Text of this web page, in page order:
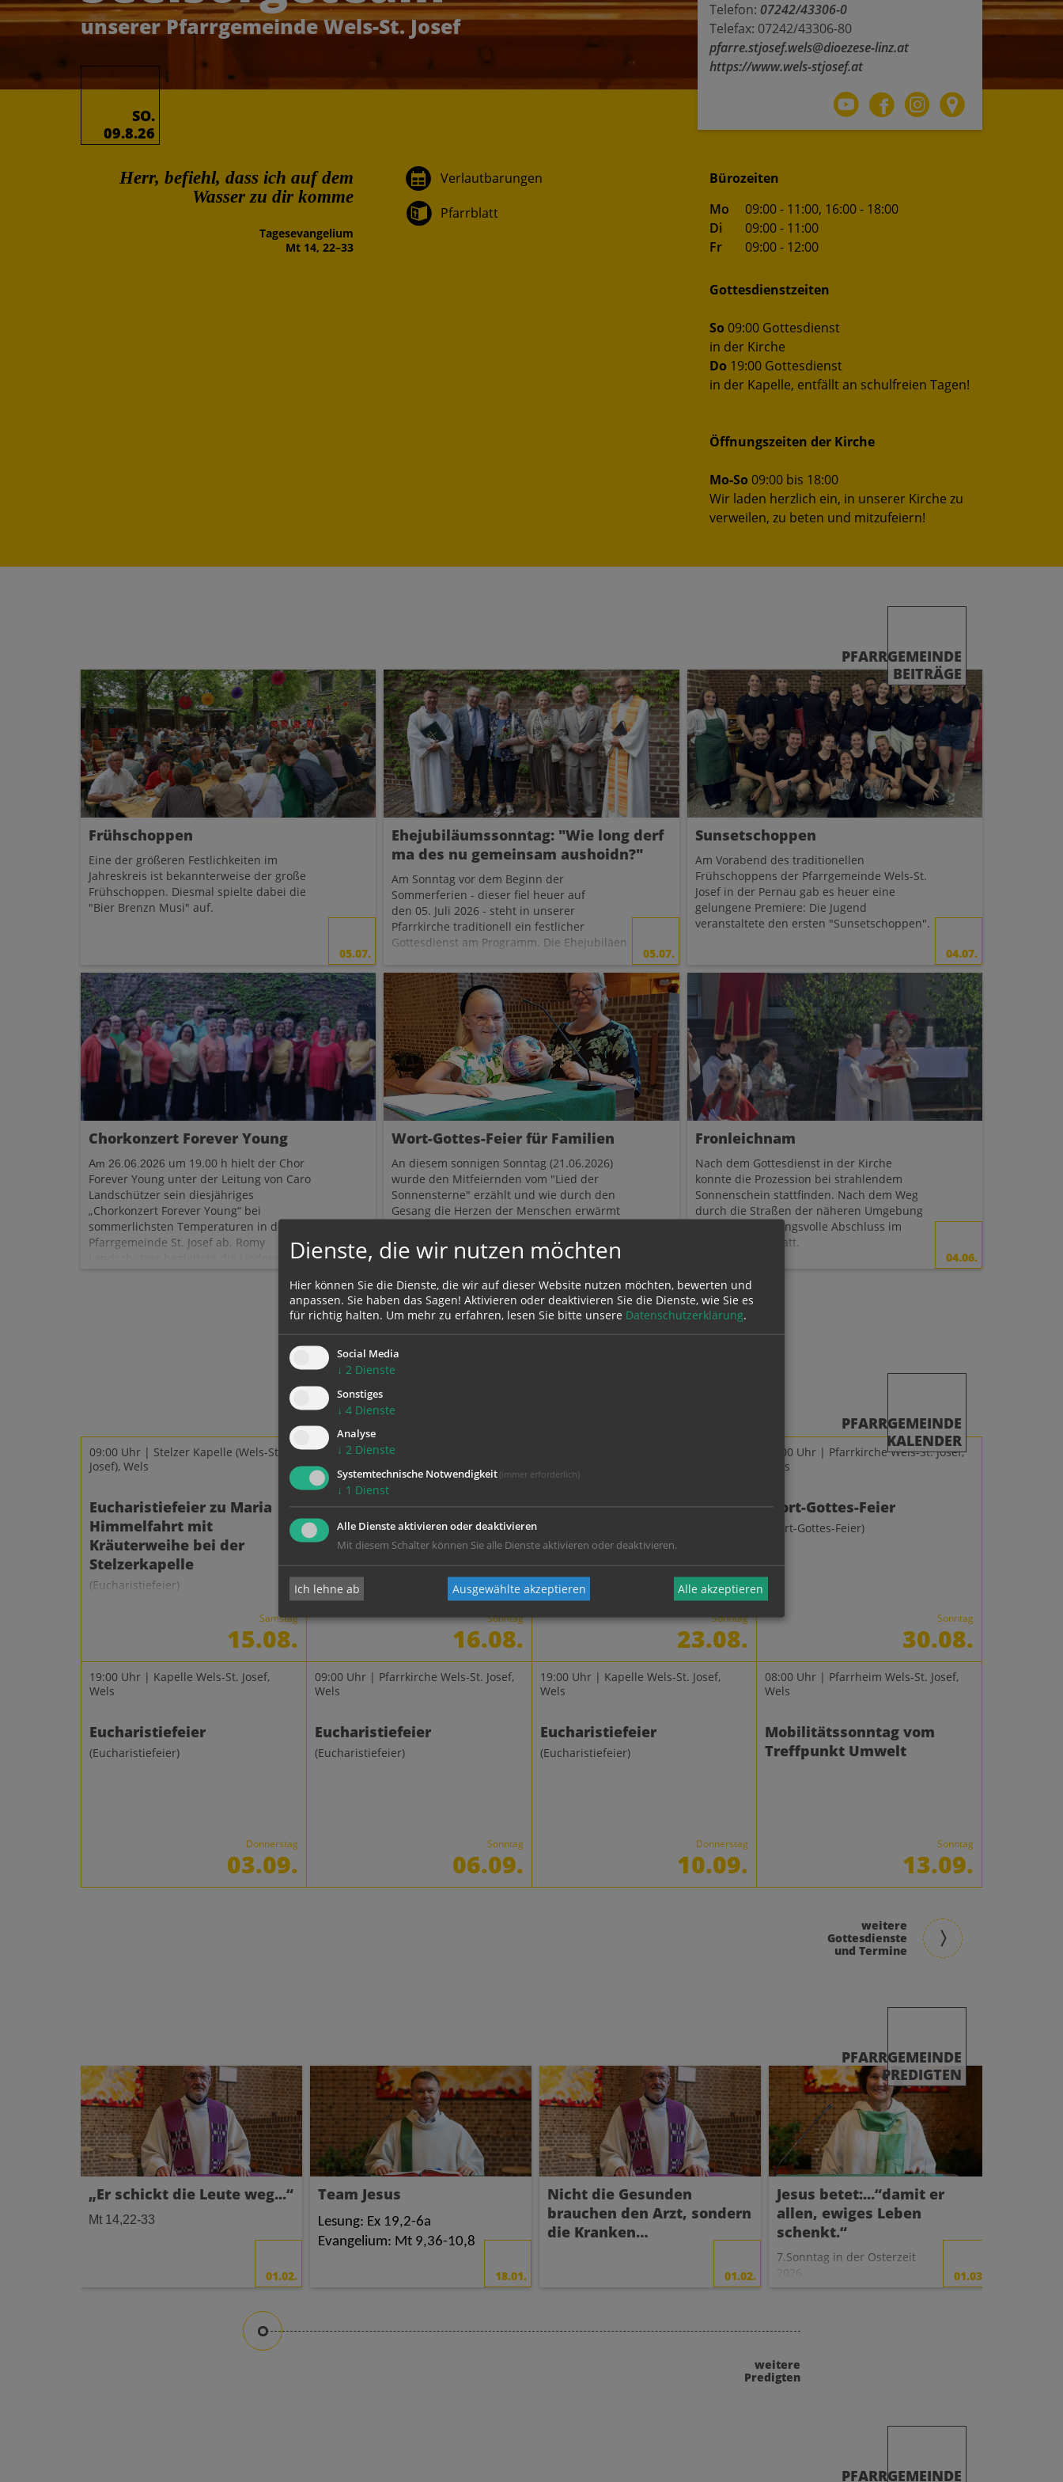
Telefon: 07242/43306-0
Telefax: 07242/43306-80
pfarre.stjosef.wels@dioezese-linz.at
https://www.wels-stjosef.at
unserer Pfarrgemeinde Wels-St. Josef
SO.
09.8.26
Herr, befiehl, dass ich auf dem
Wasser zu dir komme
Tages­evangelium
Mt 14, 22–33
Verlautbarungen
Pfarrblatt
Bürozeiten
Mo
09:00 - 11:00, 16:00 - 18:00
Di
09:00 - 11:00
Fr
09:00 - 12:00
Gottesdienstzeiten
So 09:00 Gottesdienst
in der Kirche
Do 19:00 Gottesdienst
in der Kapelle, entfällt an schulfreien Tagen!
Öffnungszeiten der Kirche
Mo-So 09:00 bis 18:00
Wir laden herzlich ein, in unserer Kirche zu
verweilen, zu beten und mitzufeiern!
PFARRGEMEINDE
BEITRÄGE
Frühschoppen
Eine der größeren Festlichkeiten im
Jahreskreis ist bekannterweise der große
Frühschoppen. Diesmal spielte dabei die
"Bier Brenzn Musi" auf.
05.07.
Ehejubiläumssonntag: "Wie long derf
ma des nu gemeinsam aushoidn?"
Am Sonntag vor dem Beginn der
Sommerferien - dieser fiel heuer auf
den 05. Juli 2026 - steht in unserer
Pfarrkirche traditionell ein festlicher
Gottesdienst am Programm. Die Ehejubiläen
05.07.
Sunsetschoppen
Am Vorabend des traditionellen
Frühschoppens der Pfarrgemeinde Wels-St.
Josef in der Pernau gab es heuer eine
gelungene Premiere: Die Jugend
veranstaltete den ersten "Sunsetschoppen".
04.07.
Chorkonzert Forever Young
Am 26.06.2026 um 19.00 h hielt der Chor
Forever Young unter der Leitung von Caro
Landschützer sein diesjähriges
„Chorkonzert Forever Young“ bei
sommerlichsten Temperaturen in der
Pfarrgemeinde St. Josef ab. Romy
Landschützer begleitete die Liederauswahl
26.06.
Wort-Gottes-Feier für Familien
An diesem sonnigen Sonntag (21.06.2026)
wurde den Mitfeiernden vom "Lied der
Sonnensterne" erzählt und wie durch den
Gesang die Herzen der Menschen erwärmt
Fronleichnam
Nach dem Gottesdienst in der Kirche
konnte die Prozession bei strahlendem
Sonnenschein stattfinden. Nach dem Weg
durch die Straßen der näheren Umgebung
fand der stimmungsvolle Abschluss im
Pfarrinnenhof statt.
04.06.
WEITERE BEITRÄGE
PFARRGEMEINDE
KALENDER
09:00 Uhr | Stelzer Kapelle (Wels-St.
Josef), Wels
Eucharistiefeier zu Maria
Himmelfahrt mit
Kräuterweihe bei der
Stelzerkapelle
(Eucharistiefeier)
Samstag
15.08.
09:00 Uhr | Pfarrkirche Wels-St. Josef,
Wels
Wort-Gottes-Feier
(Wort-Gottes-Feier)
Sonntag
16.08.
Eucharistiefeier
Sonntag
23.08.
09:00 Uhr | Pfarrkirche Wels-St. Josef,
Wels
Wort-Gottes-Feier
(Wort-Gottes-Feier)
Sonntag
30.08.
19:00 Uhr | Kapelle Wels-St. Josef,
Wels
Eucharistiefeier
(Eucharistiefeier)
Donnerstag
03.09.
09:00 Uhr | Pfarrkirche Wels-St. Josef,
Wels
Eucharistiefeier
(Eucharistiefeier)
Sonntag
06.09.
19:00 Uhr | Kapelle Wels-St. Josef,
Wels
Eucharistiefeier
(Eucharistiefeier)
Donnerstag
10.09.
08:00 Uhr | Pfarrheim Wels-St. Josef,
Wels
Mobilitätssonntag vom
Treffpunkt Umwelt
Sonntag
13.09.
weitere
Gottesdienste
und Termine
PFARRGEMEINDE
PREDIGTEN
„Er schickt die Leute weg...“
Mt 14,22-33
01.02.
Team Jesus
Lesung: Ex 19,2-6a
Evangelium: Mt 9,36-10,8
18.01.
Nicht die Gesunden
brauchen den Arzt, sondern
die Kranken…
01.02.
Jesus betet:...“damit er
allen, ewiges Leben
schenkt.“
7.Sonntag in der Osterzeit
2026
01.03.
weitere
Predigten
PFARRGEMEINDE
Dienste, die wir nutzen möchten
Hier können Sie die Dienste, die wir auf dieser Website nutzen möchten, bewerten und
anpassen. Sie haben das Sagen! Aktivieren oder deaktivieren Sie die Dienste, wie Sie es
für richtig halten. Um mehr zu erfahren, lesen Sie bitte unsere Datenschutzerklärung.
Social Media
↓ 2 Dienste
Sonstiges
↓ 4 Dienste
Analyse
↓ 2 Dienste
Systemtechnische Notwendigkeit (immer erforderlich)
↓ 1 Dienst
Alle Dienste aktivieren oder deaktivieren
Mit diesem Schalter können Sie alle Dienste aktivieren oder deaktivieren.
Ich lehne ab Ausgewählte akzeptieren Alle akzeptieren